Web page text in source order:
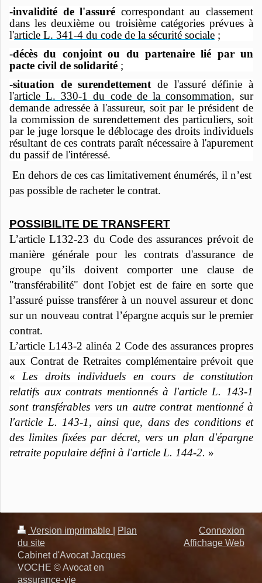
-invalidité de l'assuré correspondant au classement
dans les deuxième ou troisième catégories prévues à
l'article L. 341-4 du code de la sécurité sociale ;
-décès du conjoint ou du partenaire lié par un
pacte civil de solidarité ;
-situation de surendettementde l'assuré définie à
l'article L. 330-1 du code de la consommation, sur
demande adressée à l'assureur, soit par le président de
la commission de surendettement des particuliers, soit
par le juge lorsque le déblocage des droits individuels
résultant de ces contrats paraît nécessaire à l'apurement
du passif de l'intéressé.
En dehors de ces cas limitativement énumérés, il n’est
pas possible de racheter le contrat.
POSSIBILITE DE TRANSFERT
L’article L132-23 du Code des assurances prévoit de
manière générale pour les contrats d'assurance de
groupe qu’ils doivent comporter une clause de
"transférabilité" dont l'objet est de faire en sorte que
l’assuré puisse transférer à un nouvel assureur et donc
sur un nouveau contrat l’épargne acquis sur le premier
contrat.
L’article L143-2 alinéa 2 Code des assurances propres
aux Contrat de Retraites complémentaire prévoit que
«Les droits individuels en cours de constitution
relatifs aux contrats mentionnés à l'article L. 143-1
sont transférables vers un autre contrat mentionné à
l'article L. 143-1, ainsi que, dans des conditions et
des limites fixées par décret, vers un plan d'épargne
retraite populaire défini à l'article L. 144-2. »
Version imprimable
Plan
du site
Cabinet d'Avocat Jacques
VOCHE © Avocat en
assurance-vie
Connexion
Affichage Web